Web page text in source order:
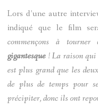
Lors d’une autre
indiqué que le film
commençons à
gigantesque ! La raison qui
est plus grand que les
de plus de temps pour
précipiter, donc ils ont